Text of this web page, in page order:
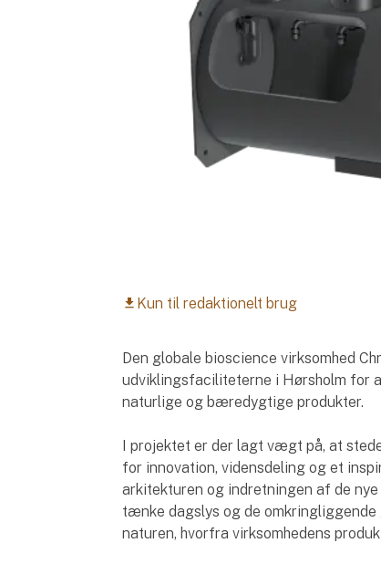
download Kun til redaktionelt brug
Den globale bioscience virksomhed
udviklingsfaciliteterne i Hørsholm for
naturlige og bæredygtige produkter.
I projektet er der lagt vægt på, at
for innovation, vidensdeling og et
arkitekturen og indretningen af de
tænke dagslys og de
naturen, hvorfra virksomhedens